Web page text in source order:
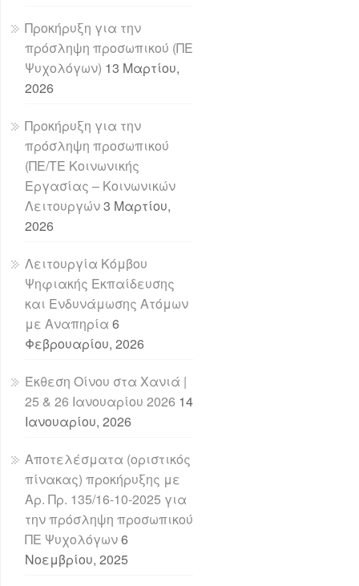
Προκήρυξη για την
πρόσληψη προσωπικού (ΠΕ
Ψυχολόγων) 13 Μαρτίου,
2026
Προκήρυξη για την
πρόσληψη προσωπικού
(ΠΕ/ΤΕ Κοινωνικής
Εργασίας – Κοινωνικών
Λειτουργών3 Μαρτίου,
2026
Λειτουργία Κόμβου
Ψηφιακής Εκπαίδευσης
και Ενδυνάμωσης Ατόμων
με Αναπηρία 6
Φεβρουαρίου, 2026
Έκθεση Οίνου στα Χανιά |
25 & 26 Ιανουαρίου 2026 14
Ιανουαρίου, 2026
Αποτελέσματα (οριστικός
πίνακας) προκήρυξης με
Αρ. Πρ. 135/16-10-2025 για
την πρόσληψη προσωπικού
ΠΕ Ψυχολόγων6
Νοεμβρίου, 2025